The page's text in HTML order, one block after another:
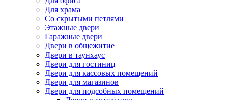
Для храма
Со скрытыми петлями
Этажные двери
Гаражные двери
Двери в общежитие
Двери в таунхаус
Двери для гостиниц
Двери для кассовых помещений
Двери для магазинов
Двери для подсобных помещений